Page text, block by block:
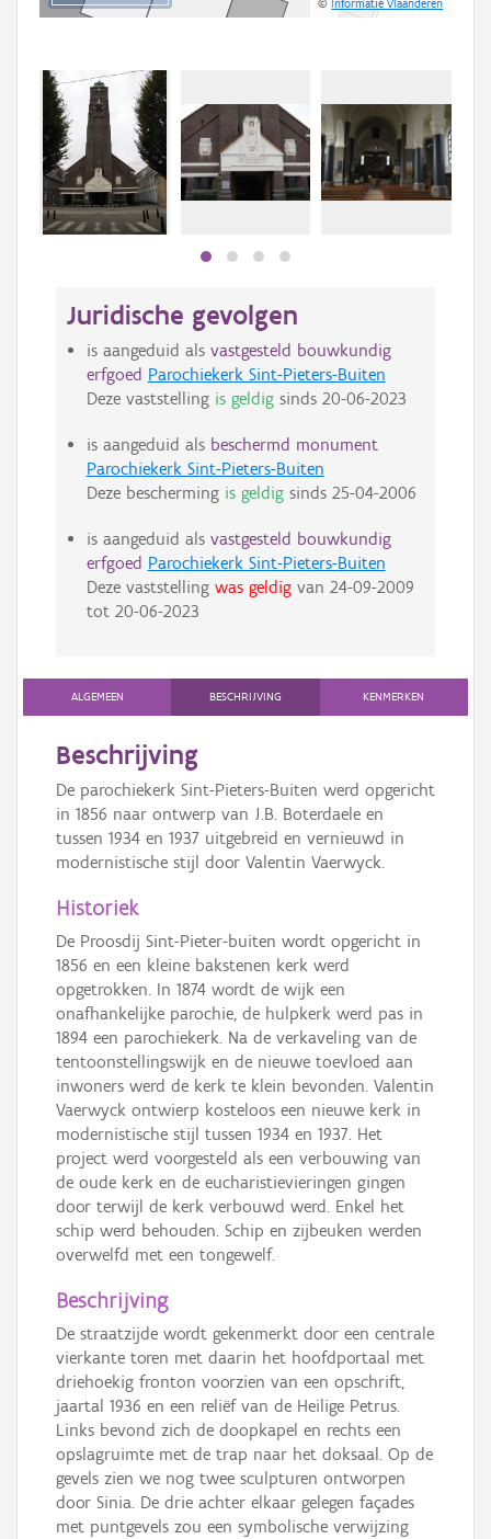
©Informatie Vlaanderen
Juridische gevolgen
is aangeduid als vastgesteld bouwkundig
erfgoed Parochiekerk Sint-Pieters-Buiten
Deze vaststelling is geldigsinds 20-06-2023
is aangeduid als beschermd monument
Parochiekerk Sint-Pieters-Buiten
Deze bescherming is geldigsinds 25-04-2006
is aangeduid als vastgesteld bouwkundig
erfgoed Parochiekerk Sint-Pieters-Buiten
Deze vaststelling was geldigvan 24-09-2009
tot 20-06-2023
ALGEMEEN BESCHRIJVING KENMERKEN
Beschrijving
De parochiekerk Sint-Pieters-Buiten werd opgericht
in 1856 naar ontwerp van J.B. Boterdaele en
tussen 1934 en 1937 uitgebreid en vernieuwd in
modernistische stijl door Valentin Vaerwyck.
Historiek
De Proosdij Sint-Pieter-buiten wordt opgericht in
1856 en een kleine bakstenen kerk werd
opgetrokken. In 1874 wordt de wijk een
onafhankelijke parochie, de hulpkerk werd pas in
1894 een parochiekerk. Na de verkaveling van de
tentoonstellingswijk en de nieuwe toevloed aan
inwoners werd de kerk te klein bevonden. Valentin
Vaerwyck ontwierp kosteloos een nieuwe kerk in
modernistische stijl tussen 1934 en 1937. Het
project werd voorgesteld als een verbouwing van
de oude kerk en de eucharistievieringen gingen
door terwijl de kerk verbouwd werd. Enkel het
schip werd behouden. Schip en zijbeuken werden
overwelfd met een tongewelf.
Beschrijving
De straatzijde wordt gekenmerkt door een centrale
vierkante toren met daarin het hoofdportaal met
driehoekig fronton voorzien van een opschrift,
jaartal 1936 en een reliëf van de Heilige Petrus.
Links bevond zich de doopkapel en rechts een
opslagruimte met de trap naar het doksaal. Op de
gevels zien we nog twee sculpturen ontworpen
door Sinia. De drie achter elkaar gelegen façades
met puntgevels zou een symbolische verwijzing